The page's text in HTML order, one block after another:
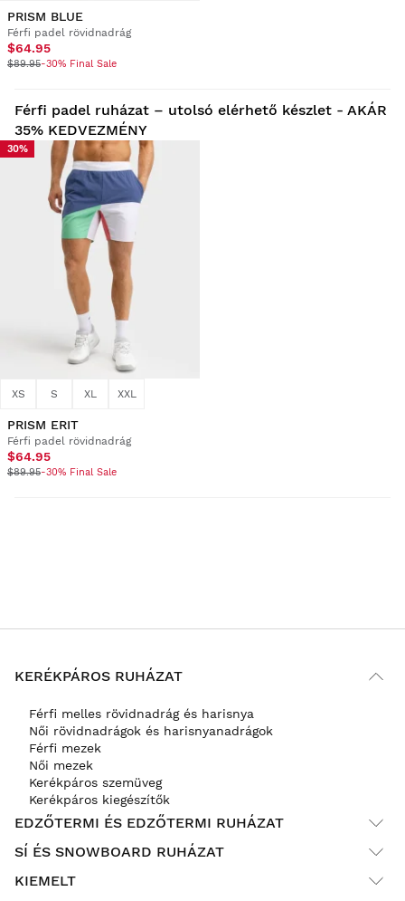
PRISM BLUE
Férfi padel rövidnadrág
$64.95
$89.95-30% Final Sale
Férfi padel ruházat – utolsó elérhető készlet - AKÁR
35% KEDVEZMÉNY
30%
XS S XL XXL
PRISM ERIT
Férfi padel rövidnadrág
$64.95
$89.95-30% Final Sale
KERÉKPÁROS RUHÁZAT
Férfi melles rövidnadrág és harisnya
Női rövidnadrágok és harisnyanadrágok
Férfi mezek
Női mezek
Kerékpáros szemüveg
Kerékpáros kiegészítők
EDZŐTERMI ÉS EDZŐTERMI RUHÁZAT
SÍ ÉS SNOWBOARD RUHÁZAT
KIEMELT